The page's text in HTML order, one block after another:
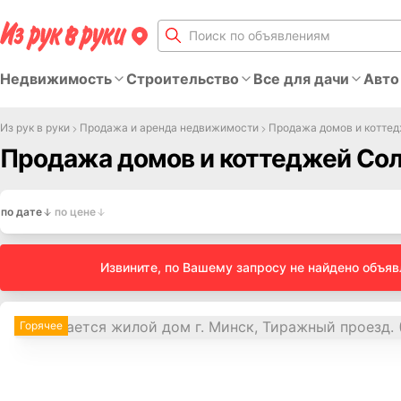
Недвижимость Строительство Все для дачи
Из рук в руки Продажа и аренда недвижимости Продажа домов и
Продажа домов и коттеджей
по дате по цене
Извините, по Вашему запросу не найдено
Горячее